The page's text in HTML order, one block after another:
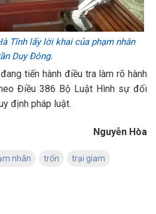
Tĩnh lấy lời khai của phạm nhân
Duy Đông.
tiến hành điều tra làm rõ hành
Điều 386 Bộ Luật Hình sự đối
định pháp luật.
Nguyễn Hòa
nhân trốn trại giam